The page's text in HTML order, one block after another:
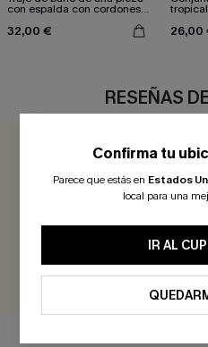
con espalda con cordones y
32,00 € 26,00
RESEÑAS
¡Gana más de 30 puntos
Confirma tu
Parece que estás en Estados
local para una
IR AL